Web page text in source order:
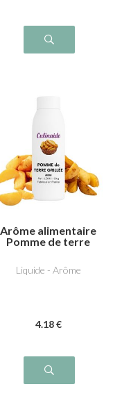
Arôme alimentaire
Pomme de terre
Liquide - Arôme
4.18 €